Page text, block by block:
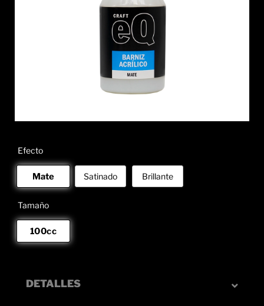
Efecto
Mate Satinado Brillante
Tamaño
100cc
DETALLES